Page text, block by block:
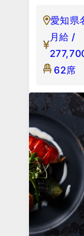
愛知県
月給 /
62席